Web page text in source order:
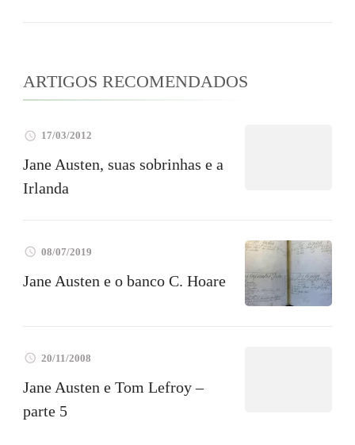
ARTIGOS RECOMENDADOS
17/03/2012
Jane Austen, suas sobrinhas e a
Irlanda
08/07/2019
Jane Austen e o banco C. Hoare
20/11/2008
Jane Austen e Tom Lefroy –
parte 5